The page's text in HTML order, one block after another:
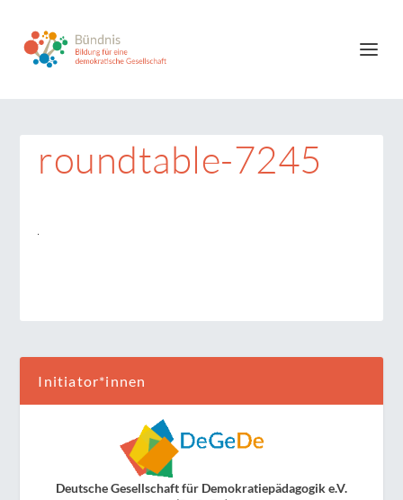
roundtable-7245
Initiator*innen
Deutsche Gesellschaft für Demokratiepädagogik e.V.